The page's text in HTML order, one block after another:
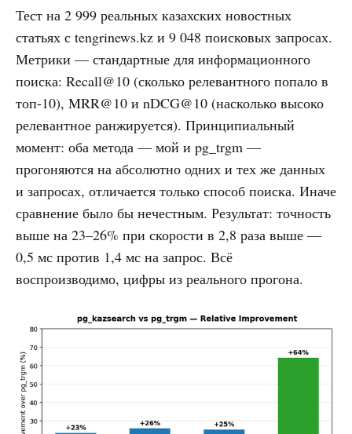
Тест на 2 999 реальных казахских новостных
статьях с tengrinews.kz и 9 048 поисковых запросах.
Метрики — стандартные для информационного
поиска: Recall@10 (сколько релевантного попало в
топ-10), MRR@10 и nDCG@10 (насколько высоко
релевантное ранжируется). Принципиальный
момент: оба метода — мой и pg_trgm —
прогоняются на абсолютно одних и тех же данных
и запросах, отличается только способ поиска. Иначе
сравнение было бы нечестным. Результат: точность
выше на 23–26% при скорости в 2,8 раза выше —
0,5 мс против 1,4 мс на запрос. Всё
воспроизводимо, цифры из реального прогона.